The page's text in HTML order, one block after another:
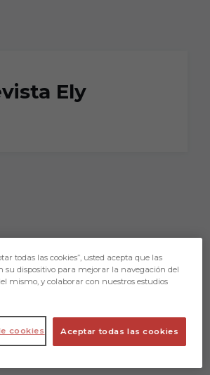
Ely
todas las cookies”, usted acepta que las
su dispositivo para mejorar la navegación del
mismo, y colaborar con nuestros estudios
Aceptar todas las cookies
cookies